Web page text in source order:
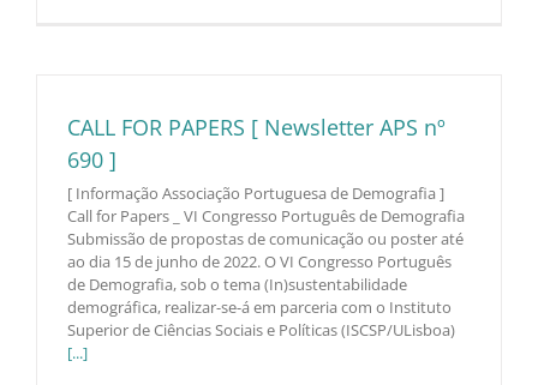
CALL FOR PAPERS [ Newsletter APS nº
690 ]
[ Informação Associação Portuguesa de Demografia ]
Call for Papers _ VI Congresso Português de Demografia
Submissão de propostas de comunicação ou poster até
ao dia 15 de junho de 2022. O VI Congresso Português
de Demografia, sob o tema (In)sustentabilidade
demográfica, realizar-se-á em parceria com o Instituto
Superior de Ciências Sociais e Políticas (ISCSP/ULisboa)
[...]